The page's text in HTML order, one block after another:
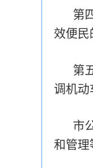
第
效便民
第
调机动
市
和管理